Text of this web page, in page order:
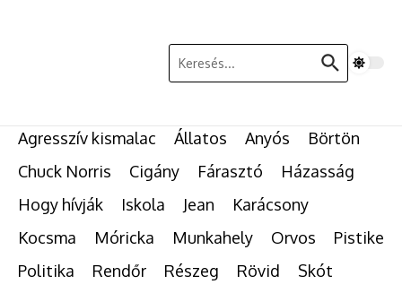
Keresés:
Agresszív kismalac Állatos Anyós
Börtön
Chuck Norris
Cigány Fárasztó
Házasság
Hogy hívják
Iskola Jean
Karácsony
Kocsma
Móricka Munkahely Orvos
Pistike
Politika
Rendőr Részeg Rövid
Skót